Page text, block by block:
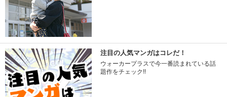
注目の人気マンガはコレだ！
ウォーカープラスで今一番読まれている話
題作をチェック!!